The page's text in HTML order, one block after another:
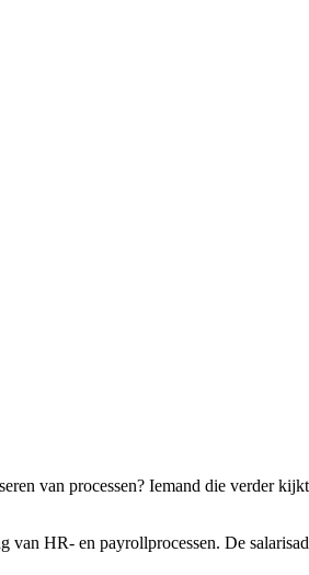
van processen? Iemand die verder
HR- en payrollprocessen. De